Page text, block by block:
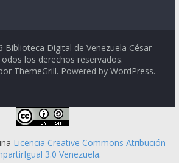
Biblioteca Digital de Venezuela César
los derechos reservados.
ThemeGrill. Powered byWordPress.
Licencia Creative Commons Atribución-
3.0 Venezuela.